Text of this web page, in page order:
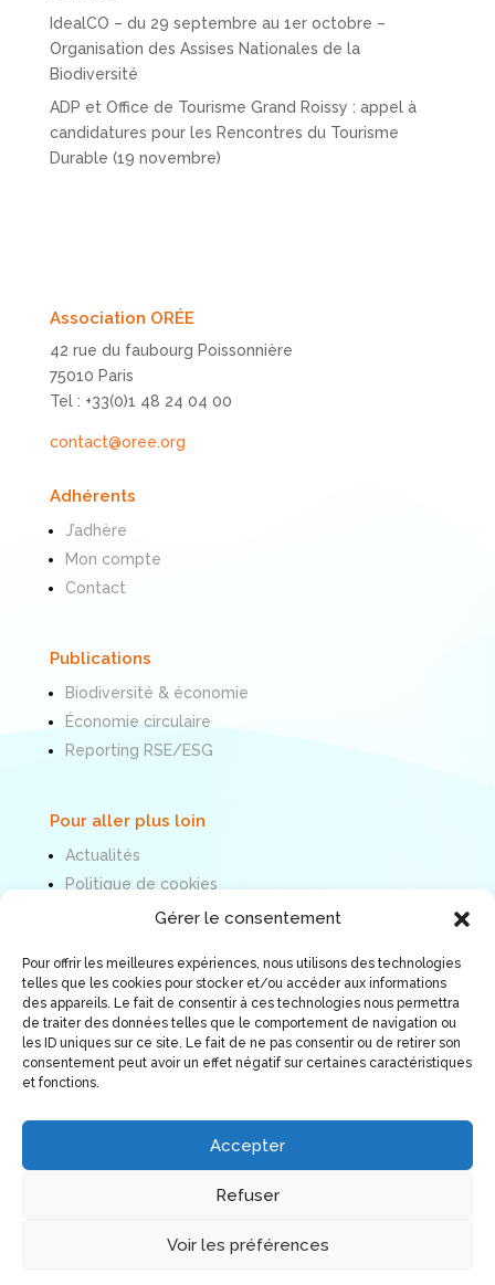
Gérer le consentement
Pour offrir les meilleures expériences, nous utilisons des technologies
telles que les cookies pour stocker et/ou accéder aux informations
des appareils. Le fait de consentir à ces technologies nous permettra
de traiter des données telles que le comportement de navigation ou
les ID uniques sur ce site. Le fait de ne pas consentir ou de retirer son
consentement peut avoir un effet négatif sur certaines caractéristiques
et fonctions.
Accepter
Refuser
Voir les préférences
IdealCO – du 29 septembre au 1er octobre –
Organisation des Assises Nationales de la
Biodiversité
ADP et Office de Tourisme Grand Roissy : appel à
candidatures pour les Rencontres du Tourisme
Durable (19 novembre)
Association ORÉE
42 rue du faubourg Poissonnière
75010 Paris
Tel : +33(0)1 48 24 04 00
contact@oree.org
Adhérents
J’adhère
Mon compte
Contact
Publications
Biodiversité & économie
Économie circulaire
Reporting RSE/ESG
Pour aller plus loin
Actualités
Politique de cookies
Mentions légales
Nous suivre
© Association ORÉE 2026. Tous droits réservés.